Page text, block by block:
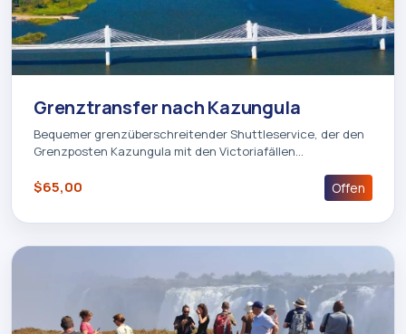
Grenztransfer nach Kazungula
Bequemer grenzüberschreitender Shuttleservice, der den
Grenzposten Kazungula mit den Victoriafällen…
$65,00 Offen